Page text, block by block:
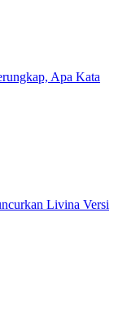
Apa Kata
Livina Versi